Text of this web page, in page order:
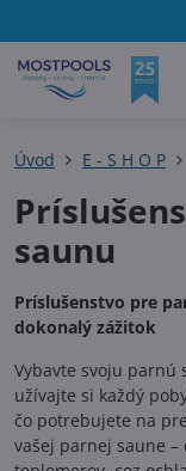
Úvod E - S H O P
saunu
Príslušenstvo pre
dokonalý zážitok
Vybavte svoju parnú
užívajte si každý
čo potrebujete na
vašej parnej saune –